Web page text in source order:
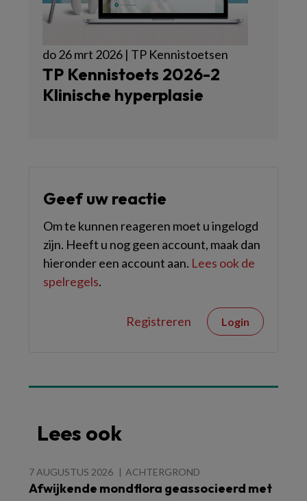
do 26 mrt 2026 | TP Kennistoetsen
TP Kennistoets 2026-2
Klinische hyperplasie
Geef uw reactie
Om te kunnen reageren moet u ingelogd
zijn. Heeft u nog geen account, maak dan
hieronder een account aan. Lees ook de
spelregels.
Registreren Login
Lees ook
7 AUGUSTUS 2026 ACHTERGROND
Afwijkende mondflora geassocieerd met